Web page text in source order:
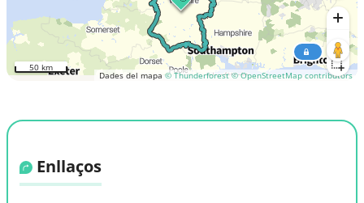
Dades del mapa © Thunderforest © OpenStreetMap contributors
50 km
Enllaços